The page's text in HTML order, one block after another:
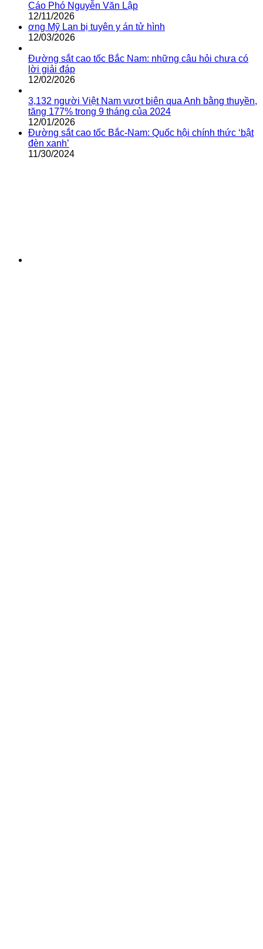
Cáo Phó Nguyễn Văn Lập
12/11/2026
ơng Mỹ Lan bị tuyên y án tử hình
12/03/2026
Đường sắt cao tốc Bắc Nam: những câu hỏi chưa có
lời giải đáp
12/02/2026
3,132 người Việt Nam vượt biên qua Anh bằng thuyền,
tăng 177% trong 9 tháng của 2024
12/01/2026
Đường sắt cao tốc Bắc-Nam: Quốc hội chính thức ‘bật
đèn xanh’
11/30/2024